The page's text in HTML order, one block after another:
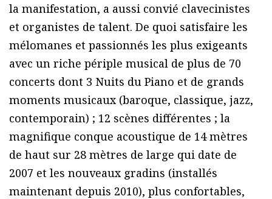
la manifestation, a aussi convié clavecinistes
et organistes de talent. De quoi satisfaire les
mélomanes et passionnés les plus exigeants
avec un riche périple musical de plus de 70
concerts dont 3 Nuits du Piano et de grands
moments musicaux (baroque, classique, jazz,
contemporain) ; 12 scènes différentes ; la
magnifique conque acoustique de 14 mètres
de haut sur 28 mètres de large qui date de
2007 et les nouveaux gradins (installés
maintenant depuis 2010), plus confortables,